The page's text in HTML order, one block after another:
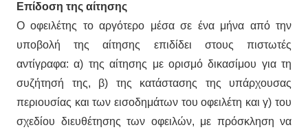
Επίδοση της αίτησης
Ο οφειλέτης το αργότερο μέσα σε ένα μήνα από την
υποβολή της αίτησης επιδίδει στους πιστωτές
αντίγραφα: α) της αίτησης με ορισμό δικασίμου για τη
συζήτησή της, β) της κατάστασης της υπάρχουσας
περιουσίας και των εισοδημάτων του οφειλέτη και γ) του
σχεδίου διευθέτησης των οφειλών, με πρόσκληση να